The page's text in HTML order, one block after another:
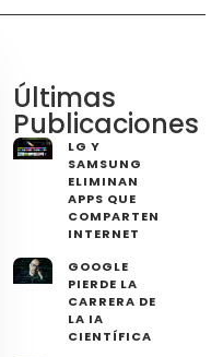
Últimas
Publicaciones
LG Y
SAMSUNG
ELIMINAN
APPS QUE
COMPARTEN
INTERNET
GOOGLE
PIERDE LA
CARRERA DE
LA IA
CIENTÍFICA